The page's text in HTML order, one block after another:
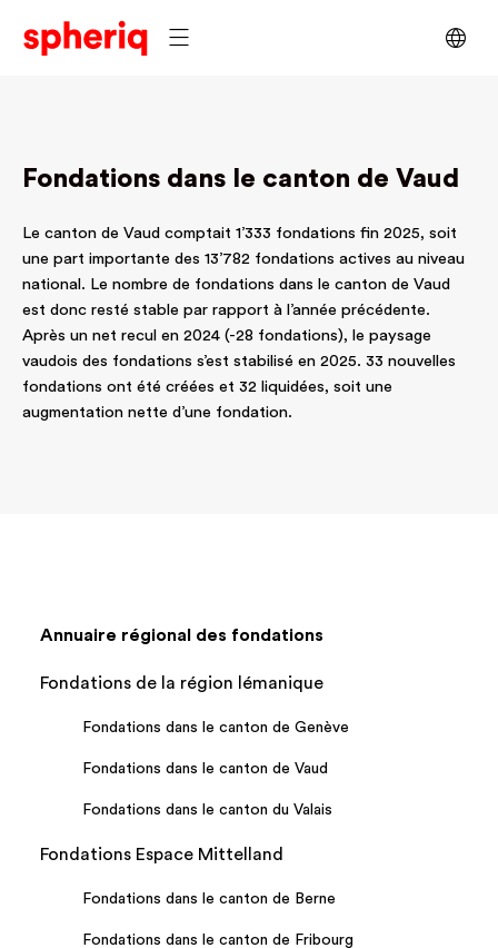
Fondations dans le canton de Vaud
Le canton de Vaud comptait 1’333 fondations fin 2025, soit
une part importante des 13’782 fondations actives au niveau
national. Le nombre de fondations dans le canton de Vaud
est donc resté stable par rapport à l’année précédente.
Après un net recul en 2024 (-28 fondations), le paysage
vaudois des fondations s’est stabilisé en 2025. 33 nouvelles
fondations ont été créées et 32 liquidées, soit une
augmentation nette d’une fondation.
Annuaire régional des fondations
Fondations de la région lémanique
Fondations dans le canton de Genève
Fondations dans le canton de Vaud
Fondations dans le canton du Valais
Fondations Espace Mittelland
Fondations dans le canton de Berne
Fondations dans le canton de Fribourg